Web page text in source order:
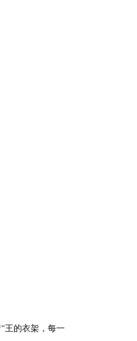
王的衣架，每一